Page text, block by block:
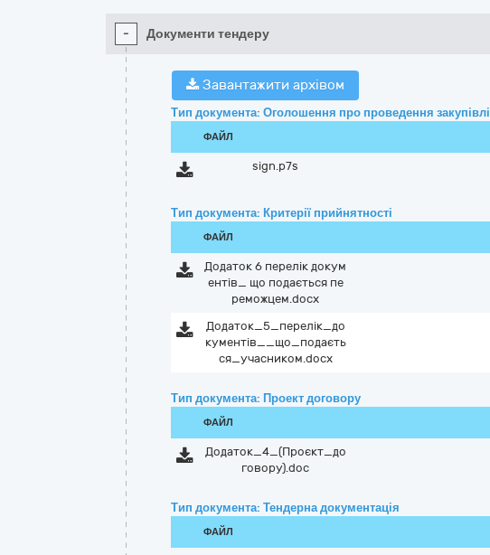
- Документи тендеру
Завантажити архівом
Тип документа: Оголошення про проведення закупівлі
ФАЙЛ
sign.p7s
Тип документа: Критерії прийнятності
ФАЙЛ
Додаток 6 перелік докум
ентів_ що подається пе
реможцем.docx
Додаток_5_перелік_до
кументів__що_подаєть
ся_учасником.docx
Тип документа: Проект договору
ФАЙЛ
Додаток_4_(Проєкт_до
говору).doc
Тип документа: Тендерна документація
ФАЙЛ